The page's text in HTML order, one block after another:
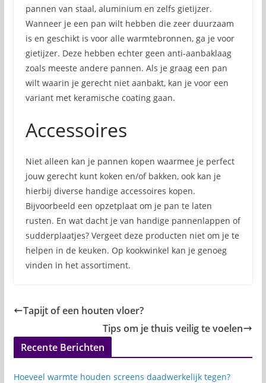
pannen van staal, aluminium en zelfs gietijzer.
Wanneer je een pan wilt hebben die zeer duurzaam
is en geschikt is voor alle warmtebronnen, ga je voor
gietijzer. Deze hebben echter geen anti-aanbaklaag
zoals meeste andere pannen. Als je graag een pan
wilt waarin je gerecht niet aanbakt, kan je voor een
variant met keramische coating gaan.
Accessoires
Niet alleen kan je pannen kopen waarmee je perfect
jouw gerecht kunt koken en/of bakken, ook kan je
hierbij diverse handige accessoires kopen.
Bijvoorbeeld een opzetplaat om je pan te laten
rusten. En wat dacht je van handige pannenlappen of
sudderplaatjes? Vergeet deze producten niet om je te
helpen in de keuken. Op kookwinkel kan je genoeg
vinden in het assortiment.
Tapijt of een houten vloer?
Tips om je thuis veilig te voelen
Recente Berichten
Hoeveel warmte houden screens daadwerkelijk tegen?